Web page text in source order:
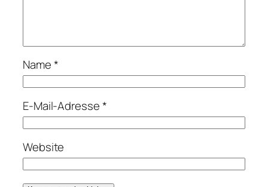
Name*
E-Mail-Adresse*
Website